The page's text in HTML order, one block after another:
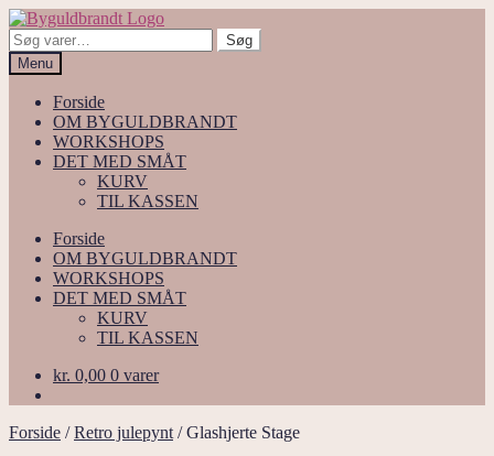
Spring
til
navigation
Spring
til
indhold
Søg
efter:
Søg
Menu
Forside
OM BYGULDBRANDT
WORKSHOPS
DET MED SMÅT
KURV
TIL KASSEN
Forside
OM BYGULDBRANDT
WORKSHOPS
DET MED SMÅT
KURV
TIL KASSEN
kr. 0,00 0 varer
Forside /Retro julepynt /Glashjerte Stage